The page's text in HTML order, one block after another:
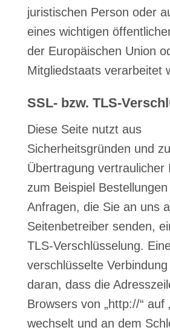
juristischen Person oder
eines wichtigen
der Europäischen Union
Mitgliedstaats verarbeitet
SSL- bzw. TLS-
Diese Seite nutzt aus
Sicherheitsgründen und
Übertragung vertraulicher
zum Beispiel
Anfragen, die Sie an uns
Seitenbetreiber senden,
TLS-Verschlüsselung.
verschlüsselte
daran, dass die
Browsers von „http://“ auf
wechselt und an dem